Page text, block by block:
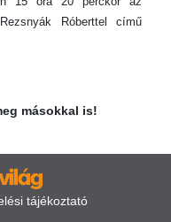
Róberttel című
másokkal is!
tájékoztató